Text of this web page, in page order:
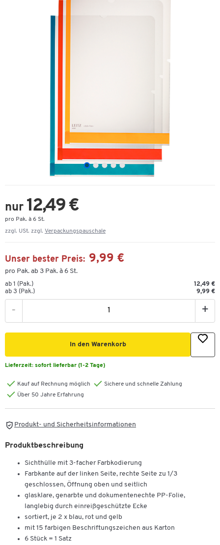
nur 12,49 €
pro Pak. à 6 St.
zzgl. USt. zzgl. Verpackungspauschale
Unser bester Preis: 9,99 €
pro Pak. ab 3 Pak. à 6 St.
ab 1 (Pak.)
12,49 €
ab 3 (Pak.)
9,99 €
- +
In den Warenkorb
Lieferzeit: sofort lieferbar (1-2 Tage)
Kauf auf Rechnung möglich
Sichere und schnelle Zahlung
Über 50 Jahre Erfahrung
Produkt- und Sicherheitsinformationen
Produktbeschreibung
Sichthülle mit 3-facher Farbkodierung
Farbkante auf der linken Seite, rechte Seite zu 1/3
geschlossen, Öffnung oben und seitlich
glasklare, genarbte und dokumentenechte PP-Folie,
langlebig durch einreißgeschützte Ecke
sortiert, je 2 x blau, rot und gelb
mit 15 farbigen Beschriftungszeichen aus Karton
6 Stück = 1 Satz